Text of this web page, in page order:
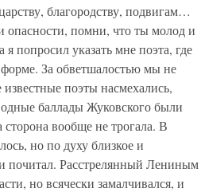
благородству, подвигам…
опасности, помни, что ты молод и
попросил указать мне поэта, где
За обветшалостью мы не
поэты насмехались,
баллады Жуковского были
вообще не трогала. В
но по духу близкое и
почитал. Расстрелянный Лениным
но всячески замалчивался, и